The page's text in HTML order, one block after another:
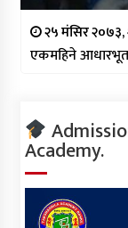
२५ मंसिर २०७३,
एकमहिने आधारभूत
Academy.